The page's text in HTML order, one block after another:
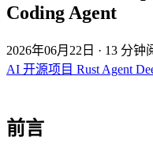
Coding Agent
2026年06月22日 · 13 分钟
AI 开源项目 Rust Agent
前言